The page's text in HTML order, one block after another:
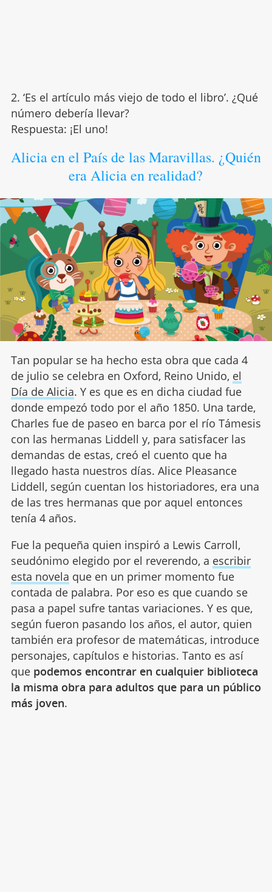
2. ‘Es el artículo más viejo de todo el libro’. ¿Qué
número debería llevar?
Respuesta: ¡El uno!
Alicia en el País de las Maravillas. ¿Quién
era Alicia en realidad?
Tan popular se ha hecho esta obra que cada 4
de julio se celebra en Oxford, Reino Unido, el
Día de Alicia. Y es que es en dicha ciudad fue
donde empezó todo por el año 1850. Una tarde,
Charles fue de paseo en barca por el río Támesis
con las hermanas Liddell y, para satisfacer las
demandas de estas, creó el cuento que ha
llegado hasta nuestros días. Alice Pleasance
Liddell, según cuentan los historiadores, era una
de las tres hermanas que por aquel entonces
tenía 4 años.
Fue la pequeña quien inspiró a Lewis Carroll,
seudónimo elegido por el reverendo, a escribir
esta novela que en un primer momento fue
contada de palabra. Por eso es que cuando se
pasa a papel sufre tantas variaciones. Y es que,
según fueron pasando los años, el autor, quien
también era profesor de matemáticas, introduce
personajes, capítulos e historias. Tanto es así
que podemos encontrar en cualquier biblioteca
la misma obra para adultos que para un público
más joven.